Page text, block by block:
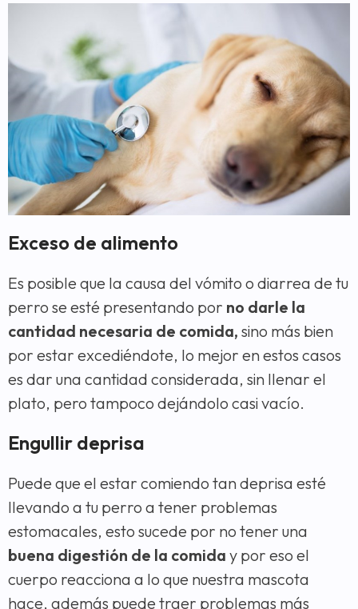
Exceso de alimento
Es posible que la causa del vómito o diarrea de tu
perro se esté presentando por no darle la
cantidad necesaria de comida, sino más bien
por estar excediéndote, lo mejor en estos casos
es dar una cantidad considerada, sin llenar el
plato, pero tampoco dejándolo casi vacío.
Engullir deprisa
Puede que el estar comiendo tan deprisa esté
llevando a tu perro a tener problemas
estomacales, esto sucede por no tener una
buena digestión de la comida y por eso el
cuerpo reacciona a lo que nuestra mascota
hace, además puede traer problemas más